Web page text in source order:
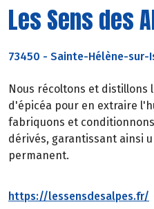
Les Sens des
73450 - Sainte-Hélène-sur-
Nous récoltons et distillons
d'épicéa pour en extraire
fabriquons et
dérivés, garantissant ainsi
permanent.
https://lessensdesalpes.fr/